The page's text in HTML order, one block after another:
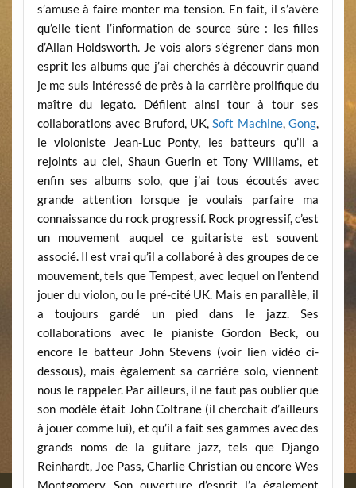
s’amuse à faire monter ma tension. En fait, il s’avère
qu’elle tient l’information de source sûre : les filles
d’Allan Holdsworth. Je vois alors s’égrener dans mon
esprit les albums que j’ai cherchés à découvrir quand
je me suis intéressé de près à la carrière prolifique du
maître du legato. Défilent ainsi tour à tour ses
collaborations avec Bruford, UK,Soft Machine,Gong,
le violoniste Jean-Luc Ponty, les batteurs qu’il a
rejoints au ciel, Shaun Guerin et Tony Williams, et
enfin ses albums solo, que j’ai tous écoutés avec
grande attention lorsque je voulais parfaire ma
connaissance du rock progressif. Rock progressif, c’est
un mouvement auquel ce guitariste est souvent
associé. Il est vrai qu’il a collaboré à des groupes de ce
mouvement, tels que Tempest, avec lequel on l’entend
jouer du violon, ou le pré-cité UK. Mais en parallèle, il
a toujours gardé un pied dans le jazz. Ses
collaborations avec le pianiste Gordon Beck, ou
encore le batteur John Stevens (voir lien vidéo ci-
dessous), mais également sa carrière solo, viennent
nous le rappeler. Par ailleurs, il ne faut pas oublier que
son modèle était John Coltrane (il cherchait d’ailleurs
à jouer comme lui), et qu’il a fait ses gammes avec des
grands noms de la guitare jazz, tels que Django
Reinhardt, Joe Pass, Charlie Christian ou encore Wes
Montgomery. Son ouverture d’esprit l’a également